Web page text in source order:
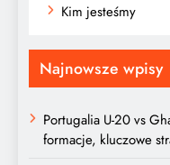
Kim jesteśmy
Najnowsze wpisy
Portugalia U-20 vs
formacje, kluczowe